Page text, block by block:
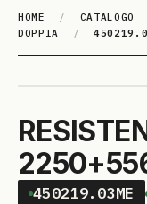
HOME / CATALOGO
DOPPIA
/
450219.03ME